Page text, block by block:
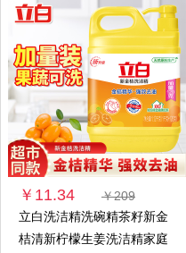
￥11.34
￥209
立白洗洁精洗碗精茶籽新金
桔清新柠檬生姜洗洁精家庭